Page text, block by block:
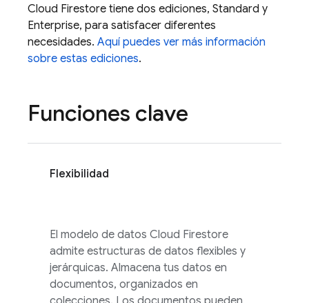
Cloud Firestore tiene dos ediciones, Standard y
Enterprise, para satisfacer diferentes
necesidades. Aquí puedes ver más información
sobre estas ediciones.
Funciones clave
Flexibilidad
El modelo de datos Cloud Firestore
admite estructuras de datos flexibles y
jerárquicas. Almacena tus datos en
documentos, organizados en